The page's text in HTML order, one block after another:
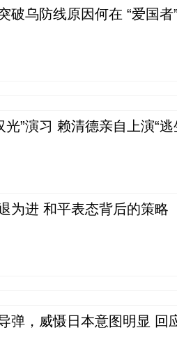
破乌防线原因何在 “爱国者
光”演习 赖清德亲自上演“
为进 和平表态背后的策略
弹，威慑日本意图明显 回